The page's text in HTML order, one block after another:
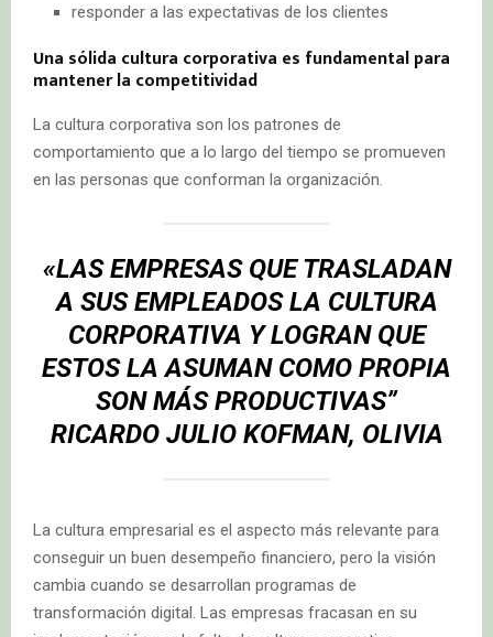
responder a las expectativas de los clientes
Una sólida cultura corporativa es fundamental para
mantener la competitividad
La cultura corporativa son los patrones de
comportamiento que a lo largo del tiempo se promueven
en las personas que conforman la organización.
«LAS EMPRESAS QUE TRASLADAN
A SUS EMPLEADOS LA CULTURA
CORPORATIVA Y LOGRAN QUE
ESTOS LA ASUMAN COMO PROPIA
SON MÁS PRODUCTIVAS”
RICARDO JULIO KOFMAN, OLIVIA
La cultura empresarial es el aspecto más relevante para
conseguir un buen desempeño financiero, pero la visión
cambia cuando se desarrollan programas de
transformación digital. Las empresas fracasan en su